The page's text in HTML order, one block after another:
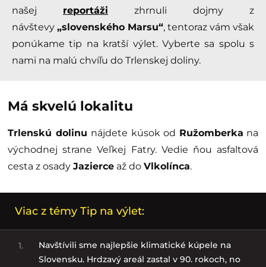
našej reportáži zhrnuli dojmy z
návštevy „slovenského Marsu“, tentoraz vám však
ponúkame tip na kratší výlet. Vyberte sa spolu s
nami na malú chvíľu do Trlenskej doliny.
Má skvelú lokalitu
Trlenskú dolinu nájdete kúsok od Ružomberka na
východnej strane Veľkej Fatry. Vedie ňou asfaltová
cesta z osady Jazierce až do Vlkolínca.
Viac z témy Tip na výlet:
1.
Navštívili sme najlepšie klimatické kúpele na
Slovensku. Hrdzavý areál zastal v 90. rokoch, no